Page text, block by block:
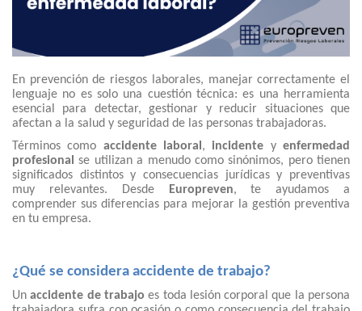
En prevención de riesgos laborales, manejar correctamente el
lenguaje no es solo una cuestión técnica: es una herramienta
esencial para detectar, gestionar y reducir situaciones que
afectan a la salud y seguridad de las personas trabajadoras.
Términos como accidente laboral,incidente yenfermedad
profesional se utilizan a menudo como sinónimos, pero tienen
significados distintos y consecuencias jurídicas y preventivas
muy relevantes. Desde Europreven, te ayudamos a
comprender sus diferencias para mejorar la gestión preventiva
en tu empresa.
¿Qué se considera accidente de trabajo?
Unaccidente de trabajo es toda lesión corporal que la persona